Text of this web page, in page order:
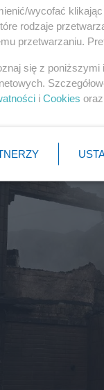
wycofać
rodzaje
przetwarzaniu.
się z
i Cookies